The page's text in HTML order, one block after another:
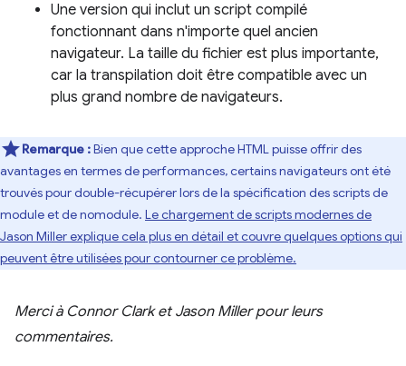
Une version qui inclut un script compilé
fonctionnant dans n'importe quel ancien
navigateur. La taille du fichier est plus importante,
car la transpilation doit être compatible avec un
plus grand nombre de navigateurs.
Remarque :Bien que cette approche HTML puisse offrir des
avantages en termes de performances, certains navigateurs ont été
trouvés pour double-récupérer lors de la spécification des scripts de
module et de nomodule. Le chargement de scripts modernes de
Jason Miller explique cela plus en détail et couvre quelques options qui
peuvent être utilisées pour contourner ce problème.
Merci à Connor Clark et Jason Miller pour leurs
commentaires.